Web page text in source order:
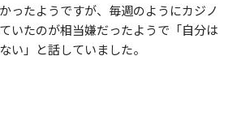
ったようですが、毎週のようにカジノ
いたのが相当嫌だったようで「自分は
い」と話していました。